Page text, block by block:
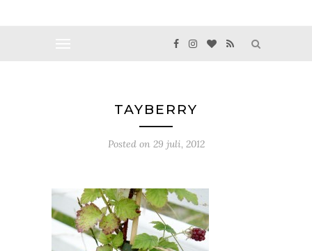
TAYBERRY
Posted on 29 juli, 2012